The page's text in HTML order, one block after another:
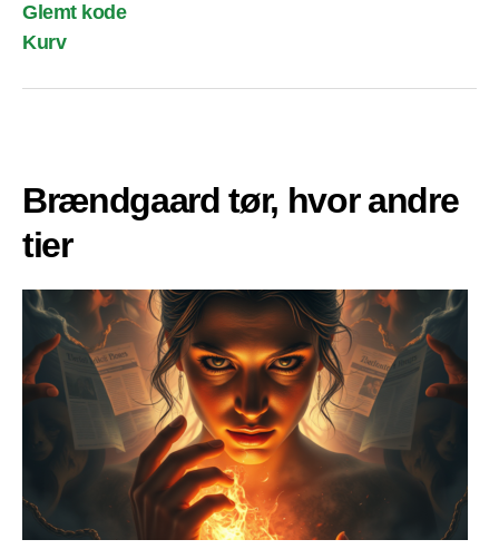
Glemt kode
Kurv
Brændgaard tør, hvor andre
tier